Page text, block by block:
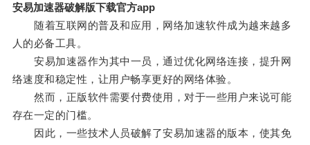
安易加速器破解版下载官方app
随着互联网的普及和应用，网络加速软件成为越来越多
人的必备工具。
安易加速器作为其中一员，通过优化网络连接，提升网
络速度和稳定性，让用户畅享更好的网络体验。
然而，正版软件需要付费使用，对于一些用户来说可能
存在一定的门槛。
因此，一些技术人员破解了安易加速器的版本，使其免